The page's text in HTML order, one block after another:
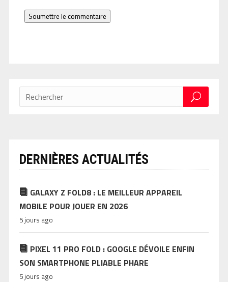
Soumettre le commentaire
DERNIÈRES ACTUALITÉS
GALAXY Z FOLD8 : LE MEILLEUR APPAREIL
MOBILE POUR JOUER EN 2026
5 jours ago
PIXEL 11 PRO FOLD : GOOGLE DÉVOILE ENFIN
SON SMARTPHONE PLIABLE PHARE
5 jours ago